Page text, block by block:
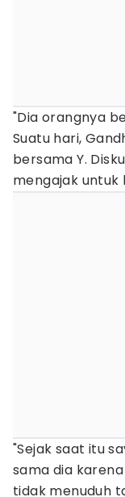
"Dia orangnya
Suatu hari,
bersama Y.
mengajak untuk
"Sejak saat itu
sama dia
tidak menuduh